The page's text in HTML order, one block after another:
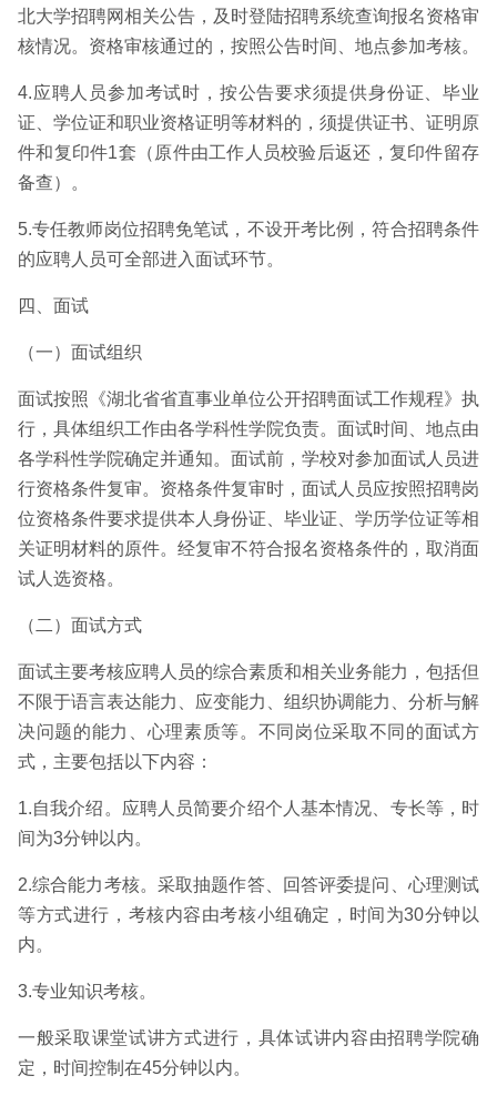
北大学招聘网相关公告，及时登陆招聘系统查询报名资格审
核情况。资格审核通过的，按照公告时间、地点参加考核。
4.应聘人员参加考试时，按公告要求须提供身份证、毕业
证、学位证和职业资格证明等材料的，须提供证书、证明原
件和复印件1套（原件由工作人员校验后返还，复印件留存
备查）。
5.专任教师岗位招聘免笔试，不设开考比例，符合招聘条件
的应聘人员可全部进入面试环节。
四、面试
（一）面试组织
面试按照《湖北省省直事业单位公开招聘面试工作规程》执
行，具体组织工作由各学科性学院负责。面试时间、地点由
各学科性学院确定并通知。面试前，学校对参加面试人员进
行资格条件复审。资格条件复审时，面试人员应按照招聘岗
位资格条件要求提供本人身份证、毕业证、学历学位证等相
关证明材料的原件。经复审不符合报名资格条件的，取消面
试人选资格。
（二）面试方式
面试主要考核应聘人员的综合素质和相关业务能力，包括但
不限于语言表达能力、应变能力、组织协调能力、分析与解
决问题的能力、心理素质等。不同岗位采取不同的面试方
式，主要包括以下内容：
1.自我介绍。应聘人员简要介绍个人基本情况、专长等，时
间为3分钟以内。
2.综合能力考核。采取抽题作答、回答评委提问、心理测试
等方式进行，考核内容由考核小组确定，时间为30分钟以
内。
3.专业知识考核。
一般采取课堂试讲方式进行，具体试讲内容由招聘学院确
定，时间控制在45分钟以内。